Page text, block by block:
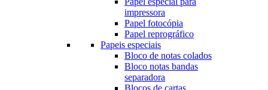
impressora
Papel fotocópia
Papel reprográfico
Papeis especiais
Bloco de notas colados
Bloco notas bandas
separadora
Blocos de cartas